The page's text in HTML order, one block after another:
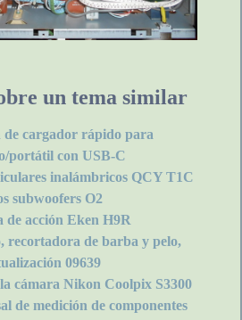
un tema similar
de cargador rápido para
portátil con USB-C
inalámbricos QCY T1C
subwoofers O2
de acción Eken H9R
recortadora de barba y pelo,
09639
cámara Nikon Coolpix S3300
de medición de componentes